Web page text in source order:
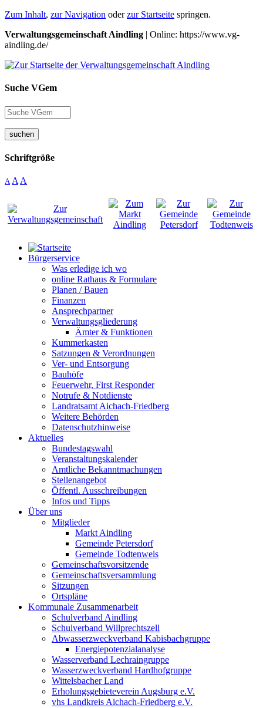
Zum Inhalt, zur Navigation oderzur Startseite springen.
Verwaltungsgemeinschaft Aindling | Online: https://www.vg-
aindling.de/
Suche VGem
suchen
Schriftgröße
A A A
Bürgerservice
Was erledige ich wo
online Rathaus & Formulare
Planen / Bauen
Finanzen
Ansprechpartner
Verwaltungsgliederung
Ämter & Funktionen
Kummerkasten
Satzungen & Verordnungen
Ver- und Entsorgung
Bauhöfe
Feuerwehr, First Responder
Notrufe & Notdienste
Landratsamt Aichach-Friedberg
Weitere Behörden
Datenschutzhinweise
Aktuelles
Bundestagswahl
Veranstaltungskalender
Amtliche Bekanntmachungen
Stellenangebot
Öffentl. Ausschreibungen
Infos und Tipps
Über uns
Mitglieder
Markt Aindling
Gemeinde Petersdorf
Gemeinde Todtenweis
Gemeinschaftsvorsitzende
Gemeinschaftsversammlung
Sitzungen
Ortspläne
Kommunale Zusammenarbeit
Schulverband Aindling
Schulverband Willprechtszell
Abwasserzweckverband Kabisbachgruppe
Energiepotenzialanalyse
Wasserverband Lechraingruppe
Wasserzweckverband Hardhofgruppe
Wittelsbacher Land
Erholungsgebieteverein Augsburg e.V.
vhs Landkreis Aichach-Friedberg e.V.